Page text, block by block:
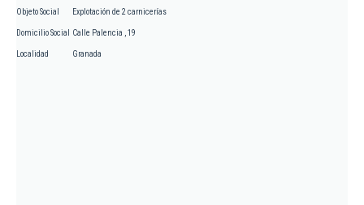
Objeto Social Explotación de 2 carnicerías
Domicilio Social Calle Palencia , 19
Localidad Granada